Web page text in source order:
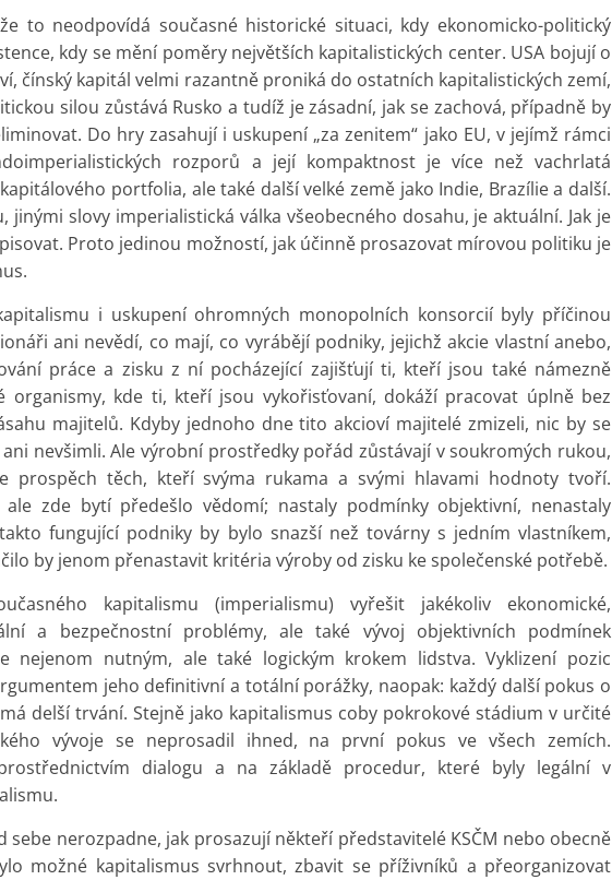
to neodpovídá současné historické situaci, kdy ekonomicko-politický
kdy se mění poměry největších kapitalistických center. USA bojují o
čínský kapitál velmi razantně proniká do ostatních kapitalistických zemí,
silou zůstává Rusko a tudíž je zásadní, jak se zachová, případně by
Do hry zasahují i uskupení „za zenitem“ jako EU, v jejímž rámci
rozporů a její kompaktnost je více než vachrlatá
portfolia, ale také další velké země jako Indie, Brazílie a další.
jinými slovy imperialistická válka všeobecného dosahu, je aktuální. Jak je
Proto jedinou možností, jak účinně prosazovat mírovou politiku je
i uskupení ohromných monopolních konsorcií byly příčinou
ani nevědí, co mají, co vyrábějí podniky, jejichž akcie vlastní anebo,
práce a zisku z ní pocházející zajišťují ti, kteří jsou také námezně
organismy, kde ti, kteří jsou vykořisťovaní, dokáží pracovat úplně bez
majitelů. Kdyby jednoho dne tito akcioví majitelé zmizeli, nic by se
nevšimli. Ale výrobní prostředky pořád zůstávají v soukromých rukou,
prospěch těch, kteří svýma rukama a svými hlavami hodnoty tvoří.
zde bytí předešlo vědomí; nastaly podmínky objektivní, nenastaly
fungující podniky by bylo snazší než továrny s jedním vlastníkem,
by jenom přenastavit kritéria výroby od zisku ke společenské potřebě.
kapitalismu (imperialismu) vyřešit jakékoliv ekonomické,
a bezpečnostní problémy, ale také vývoj objektivních podmínek
nejenom nutným, ale také logickým krokem lidstva. Vyklizení pozic
jeho definitivní a totální porážky, naopak: každý další pokus o
delší trvání. Stejně jako kapitalismus coby pokrokové stádium v určité
vývoje se neprosadil ihned, na první pokus ve všech zemích.
dialogu a na základě procedur, které byly legální v
sebe nerozpadne, jak prosazují někteří představitelé KSČM nebo obecně
možné kapitalismus svrhnout, zbavit se příživníků a přeorganizovat